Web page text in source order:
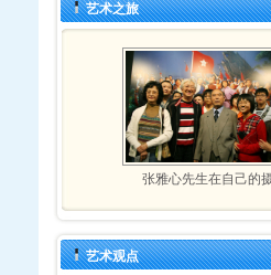
艺术之旅
张雅心先生在自己的
艺术观点